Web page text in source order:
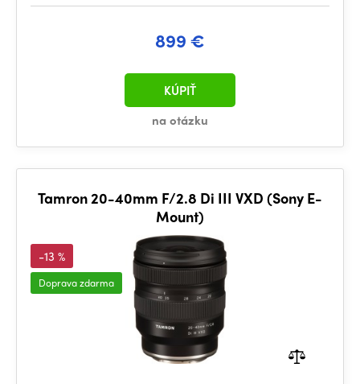
899 €
na otázku
KÚPIŤ
Tamron 20-40mm F/2.8 Di III VXD (Sony E-
Mount)
-13 %
Doprava zdarma